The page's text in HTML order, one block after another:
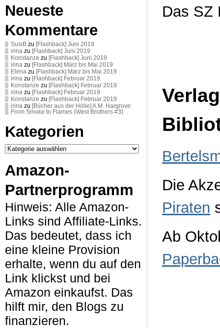
Neueste
Kommentare
SusiB zu [Flashback] Juni 2019
irina zu [Flashback] Juni 2019
Konstanze zu [Flashback] Juni 2019
irina zu [Flashback] März bis Mai 2019
Elena zu [Flashback] März bis Mai 2019
irina zu [Flashback] Februar 2019
Konstanze zu [Flashback] Februar 2019
irina zu [Flashback] Februar 2019
Konstanze zu [Flashback] Februar 2019
irina zu [Bücher aus der Hölle] A.M. Hargrove:
From Smoke to Flames (West Brothers #3)
Kategorien
Kategorien
Amazon-
Partnerprogramm
Hinweis: Alle Amazon-
Links sind Affiliate-Links.
Das bedeutet, dass ich
eine kleine Provision
erhalte, wenn du auf den
Link klickst und bei
Amazon einkaufst. Das
hilft mir, den Blogs zu
finanzieren.
Das SZ
Die
Piraten
Ab